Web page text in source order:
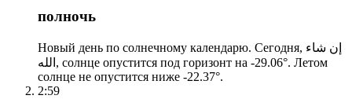
полночь
Новый день по солнечному календарю. Сегодня, إن شاء
الله, солнце опустится под горизонт на -29.06°. Летом
солнце не опустится ниже -22.37°.
2:59